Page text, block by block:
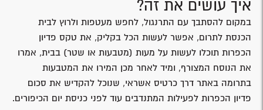
איך עושים את זה?
במקום להסתבך עם התרנגול, לחפש מעטפות ולרוץ לבית
הכנסת לתרום, אפשר לעשות הכל בקליק, את טקס פדיון
הכפרות תוכלו לעשות על מעות (מטבעות או שטר) בבית, אמרו
את הנוסח המצורף, ומיד לאחר מכן המירו את המטבעות
בתרומה באתר דרך כרטיס אשראי, שנוכל להקדיש את סכום
פדיון הכפרות לפעילות המתנדבים עוד לפני כניסת יום הכיפורים.